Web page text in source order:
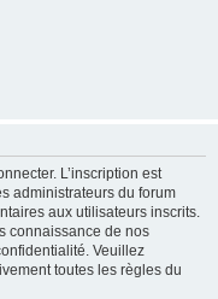
L’inscription est
administrateurs du forum
aux utilisateurs inscrits.
connaissance de nos
Veuillez
toutes les règles du